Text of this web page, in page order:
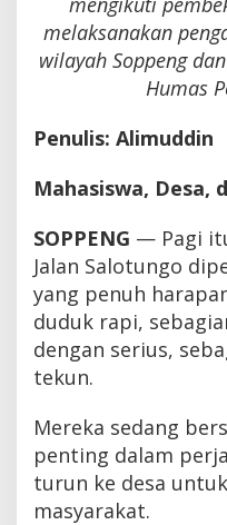
melaksanakan
wilayah Soppeng
Humas
Penulis: Alimuddin
Mahasiswa, Desa,
SOPPENG — Pagi
Jalan Salotungo
yang penuh
duduk rapi,
dengan serius,
tekun.
Mereka sedang
penting dalam
turun ke desa
masyarakat.